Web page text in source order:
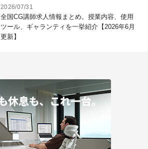
2026/07/31
全国CG講師求人情報まとめ。授業内容、使用
ツール、ギャランティを一挙紹介【2026年6月
更新】